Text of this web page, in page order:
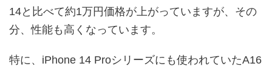
14と比べて約1万円価格が上がっていますが、その
分、性能も高くなっています。
特に、iPhone 14 Proシリーズにも使われていたA16